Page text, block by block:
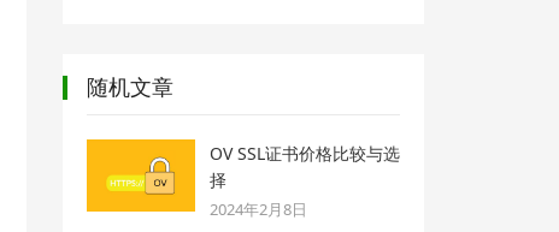
随机文章
OV SSL证书价格比较与选
择
2024年2月8日